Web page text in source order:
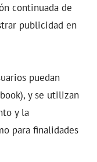
continuada de
publicidad en
puedan
y se utilizan
y la
para finalidades